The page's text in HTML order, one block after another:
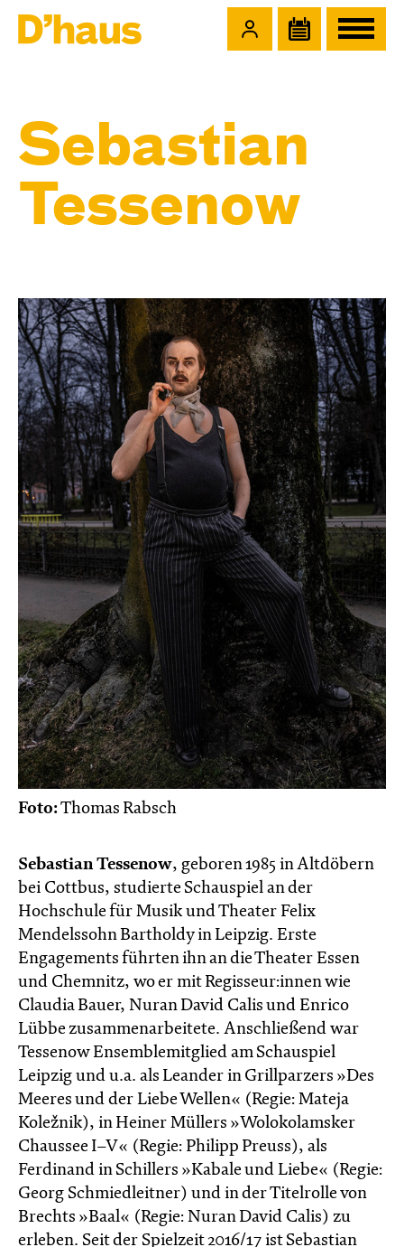
Sebastian
Tessenow
Foto:Thomas Rabsch
Sebastian Tessenow, geboren 1985 in Altdöbern
bei Cottbus, studierte Schauspiel an der
Hochschule für Musik und Theater Felix
Mendelssohn Bartholdy in Leipzig. Erste
Engagements führten ihn an die Theater Essen
und Chemnitz, wo er mit Regisseur:innen wie
Claudia Bauer, Nuran David Calis und Enrico
Lübbe zusammenarbeitete. Anschließend war
Tessenow Ensemblemitglied am Schauspiel
Leipzig und u.a. als Leander in Grillparzers »Des
Meeres und der Liebe Wellen« (Regie: Mateja
Koležnik), in Heiner Müllers »Wolokolamsker
Chaussee I–V« (Regie: Philipp Preuss), als
Ferdinand in Schillers »Kabale und Liebe« (Regie:
Georg Schmiedleitner) und in der Titelrolle von
Brechts »Baal« (Regie: Nuran David Calis) zu
erleben. Seit der Spielzeit 2016/17 ist Sebastian